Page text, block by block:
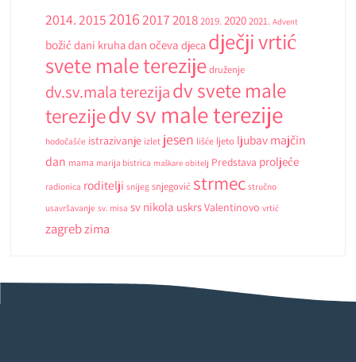
2014.2015201620172018 2019. 2020 2021. Advent
božić dani kruhadan očeva djeca dječji vrtić
svete male terezije druženje
dv.sv.mala terezijadv svete male
terezijedv sv male terezije
hodočašće istrazivanje izlet jesen lišće ljeto ljubav majčin
dan mama marija bistrica maškare obitelj Predstava proljeće
radionica roditelji snijeg snjegović strmec stručno
usavršavanje sv. misa sv nikola uskrsValentinovo vrtić
zagrebzima